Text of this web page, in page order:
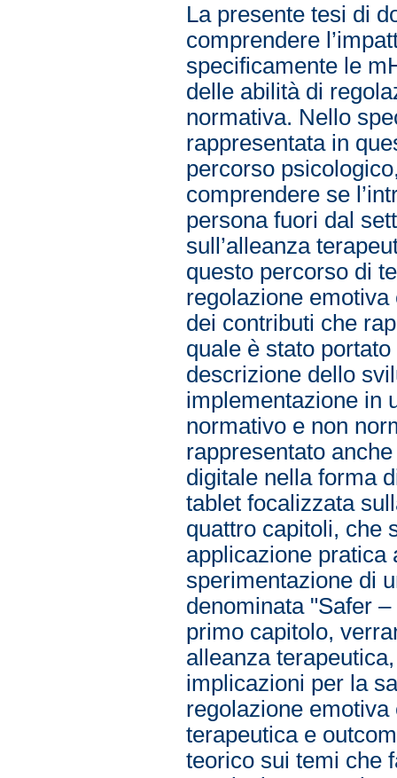
La presente tesi di
comprendere
specificamente le
delle abilità di
normativa. Nello
rappresentata in
percorso
comprendere se
persona fuori dal
sull’alleanza
questo percorso di
regolazione
dei contributi che
quale è stato
descrizione dello
implementazione in
normativo e non
rappresentato
digitale nella forma
tablet focalizzata
quattro capitoli, che
applicazione pratica
sperimentazione di
denominata "Safer
primo capitolo,
alleanza
implicazioni per la
regolazione
terapeutica e
teorico sui temi che